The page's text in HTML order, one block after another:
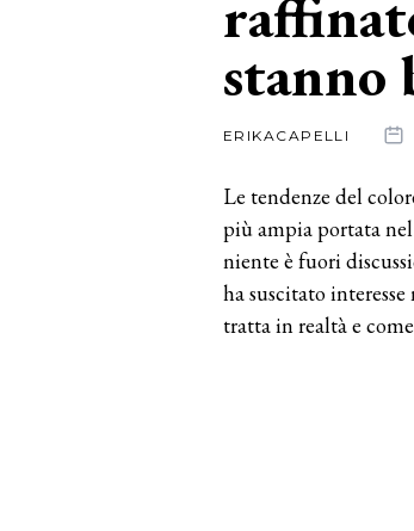
stanno
ERIKACAPELLI
Le tendenze del
più ampia portata
niente è fuori
ha suscitato
tratta in realtà e